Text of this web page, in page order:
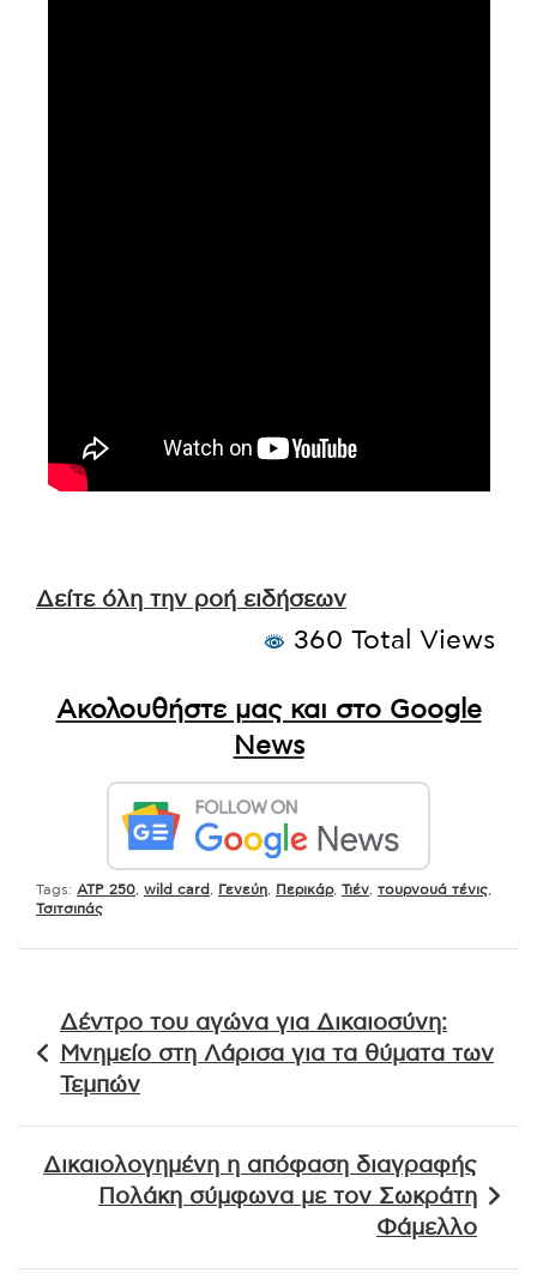
Δείτε όλη την ροή ειδήσεων
360 Total Views
Ακολουθήστε μας και στο Google
News
Tags: ATP 250 wild card Γενεύη Περικάρ, Τιέν τουρνουά τένις
Τσιτσιπάς
άρθρων
Δέντρο του αγώνα για Δικαιοσύνη:
Μνημείο στη Λάρισα για τα θύματα των
Τεμπών
Δικαιολογημένη η απόφαση διαγραφής
Πολάκη σύμφωνα με τον Σωκράτη
Φάμελλο